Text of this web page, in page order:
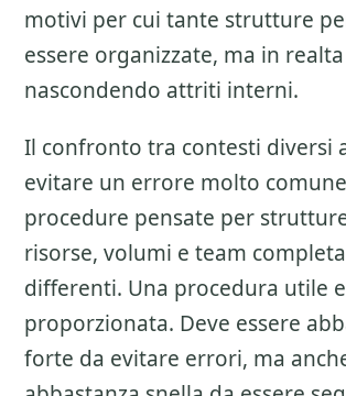
motivi per cui tante strutture
essere organizzate, ma in
nascondendo attriti interni.
Il confronto tra contesti diversi
evitare un errore molto
procedure pensate per
risorse, volumi e team
differenti. Una procedura utile
proporzionata. Deve essere
forte da evitare errori, ma